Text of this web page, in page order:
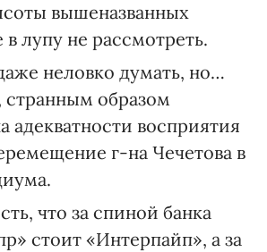
вышеназванных
в лупу не рассмотреть.
неловко думать, но…
странным образом
адекватности восприятия
г-на Чечетова в
что за спиной банка
стоит «Интерпайп», а за